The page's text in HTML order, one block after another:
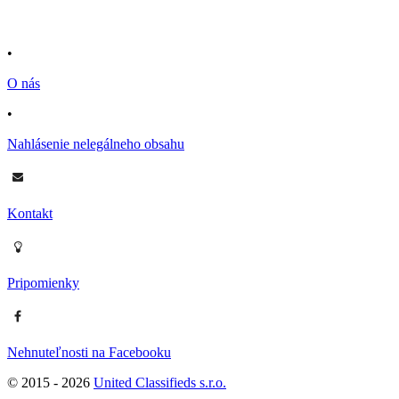
•
O nás
•
Nahlásenie nelegálneho obsahu
Kontakt
Pripomienky
Nehnuteľnosti na Facebooku
© 2015 - 2026 United Classifieds s.r.o.